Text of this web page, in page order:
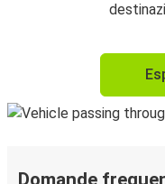
Domande